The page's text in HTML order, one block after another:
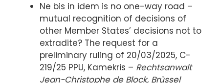
Ne bis in idem is no one-way road –
mutual recognition of decisions of
other Member States’ decisions not to
extradite? The request for a
preliminary ruling of 20/03/2025, C-
219/25 PPU, Kamekris – Rechtsanwalt
Jean-Christophe de Block, Brüssel